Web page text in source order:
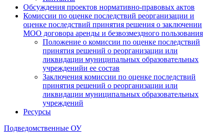
Обсуждения проектов нормативно-правовых актов
Комиссии по оценке последствий реорганизации и
оценке последствий принятия решения о заключении
МОО договора аренды и безвозмездного пользования
Положение о комиссии по оценке последствий
принятия решений о реорганизации или
ликвидации муниципальных образовательных
учрежденийи ее состав
Заключения комиссии по оценке последствий
принятия решений о реорганизации или
ликвидации муниципальных образовательных
учреждений
Ресурсы
Подведомственные ОУ